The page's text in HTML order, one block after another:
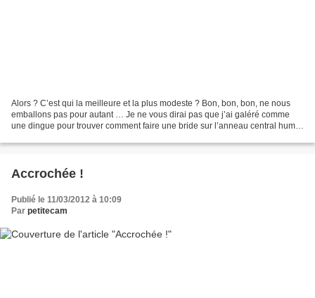
Alors ? C’est qui la meilleure et la plus modeste ? Bon, bon, bon, ne nous
emballons pas pour autant … Je ne vous dirai pas que j’ai galéré comme
une dingue pour trouver comment faire une bride sur l’anneau central hum !
Accrochée !
Publié le 11/03/2012 à 10:09
Par petitecam